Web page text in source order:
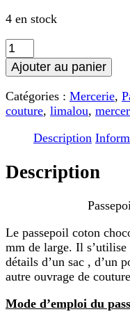
4 en stock
quantité
de
Passepoil
coton
-
Chocolat
Ajouter au panier
Catégories : Mercerie,
couture, limalou,
Description
Description
Le passepoil coton
mm de large. Il
détails d’un sac , d’un
autre ouvrage de
Mode d’emploi du